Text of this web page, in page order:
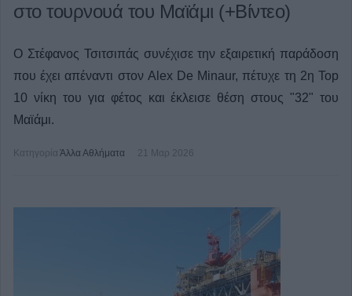
στο τουρνουά του Μαϊάμι (+Βίντεο)
Ο Στέφανος Τσιτσιπάς συνέχισε την εξαιρετική παράδοση
που έχει απέναντι στον Alex De Minaur, πέτυχε τη 2η Top
10 νίκη του για φέτος και έκλεισε θέση στους "32" του
Μαϊάμι.
Κατηγορία Άλλα Αθλήματα 21 Μαρ 2026